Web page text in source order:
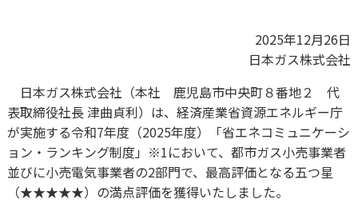
2025年12月26日
日本ガス株式会社
日本ガス株式会社（本社 鹿児島市中央町８番地２ 代
表取締役社長 津曲貞利）は、経済産業省資源エネルギー庁
が実施する令和7年度（2025年度）「省エネコミュニケーシ
ョン・ランキング制度」※1において、都市ガス小売事業者
並びに小売電気事業者の2部門で、最高評価となる五つ星
（★★★★★）の満点評価を獲得いたしました。